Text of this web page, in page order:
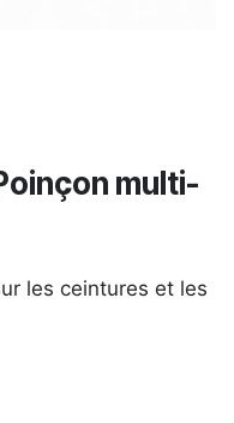
multi-
les ceintures et les